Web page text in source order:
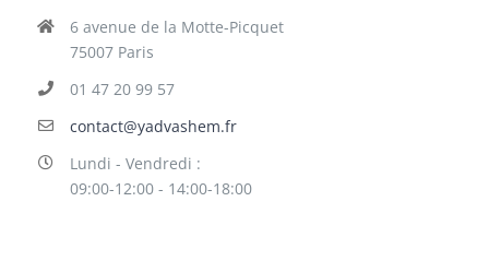
6 avenue de la Motte-Picquet
75007 Paris
01 47 20 99 57
contact@yadvashem.fr
Lundi - Vendredi :
09:00-12:00 - 14:00-18:00